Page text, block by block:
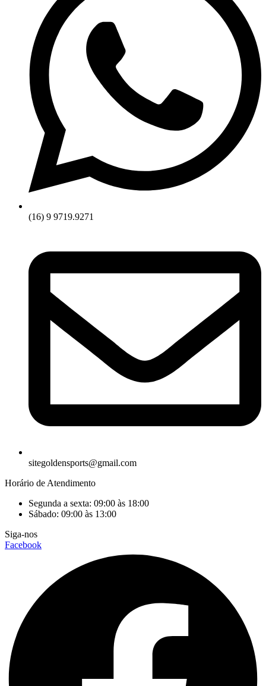
(16) 9 9719.9271
sitegoldensports@gmail.com
Horário de Atendimento
Segunda a sexta: 09:00 às 18:00
Sábado: 09:00 às 13:00
Siga-nos
Facebook